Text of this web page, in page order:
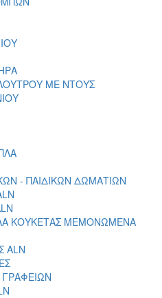
ΜΕ ΝΤΟΥΣ
- ΠΑΙΔΙΚΩΝ ΔΩΜΑΤΙΩΝ
ΚΟΥΚΕΤΑΣ ΜΕΜΟΝΩΜΕΝΑ
ALN
ΓΡΑΦΕΙΩΝ